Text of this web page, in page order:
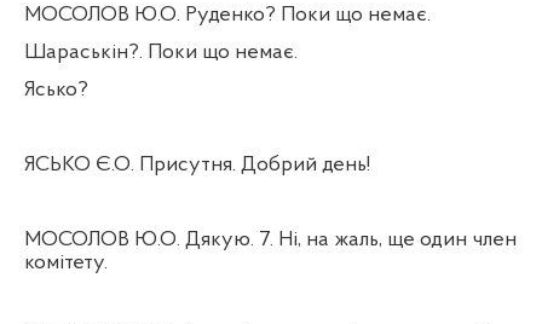
МОСОЛОВ Ю.О. Руденко? Поки що немає.
Шараськін?. Поки що немає.
Ясько?
ЯСЬКО Є.О. Присутня. Добрий день!
МОСОЛОВ Ю.О. Дякую. 7. Ні, на жаль, ще один член
комітету.